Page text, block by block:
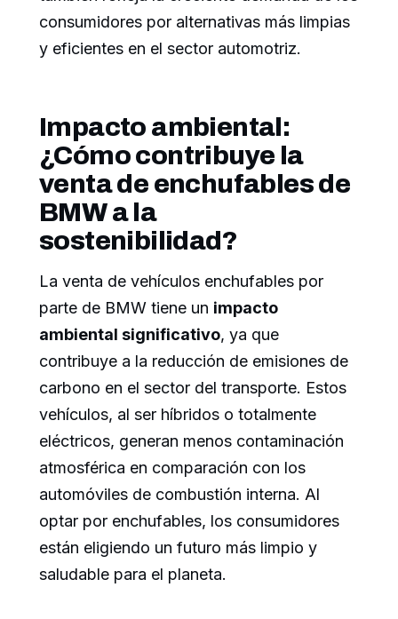
consumidores por alternativas más limpias
y eficientes en el sector automotriz.
Impacto ambiental:
¿Cómo contribuye la
venta de enchufables de
BMW a la
sostenibilidad?
La venta de vehículos enchufables por
parte de BMW tiene un impacto
ambiental significativo, ya que
contribuye a la reducción de emisiones de
carbono en el sector del transporte. Estos
vehículos, al ser híbridos o totalmente
eléctricos, generan menos contaminación
atmosférica en comparación con los
automóviles de combustión interna. Al
optar por enchufables, los consumidores
están eligiendo un futuro más limpio y
saludable para el planeta.